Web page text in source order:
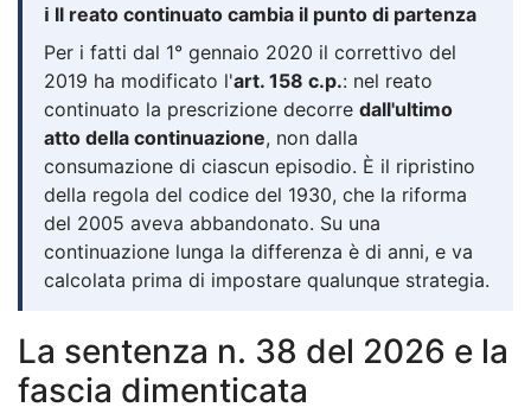
ℹ️ Il reato continuato cambia il punto di partenza
Per i fatti dal 1° gennaio 2020 il correttivo del
2019 ha modificato l'art. 158 c.p.: nel reato
continuato la prescrizione decorre dall'ultimo
atto della continuazione, non dalla
consumazione di ciascun episodio. È il ripristino
della regola del codice del 1930, che la riforma
del 2005 aveva abbandonato. Su una
continuazione lunga la differenza è di anni, e va
calcolata prima di impostare qualunque strategia.
La sentenza n. 38 del 2026 e la
fascia dimenticata